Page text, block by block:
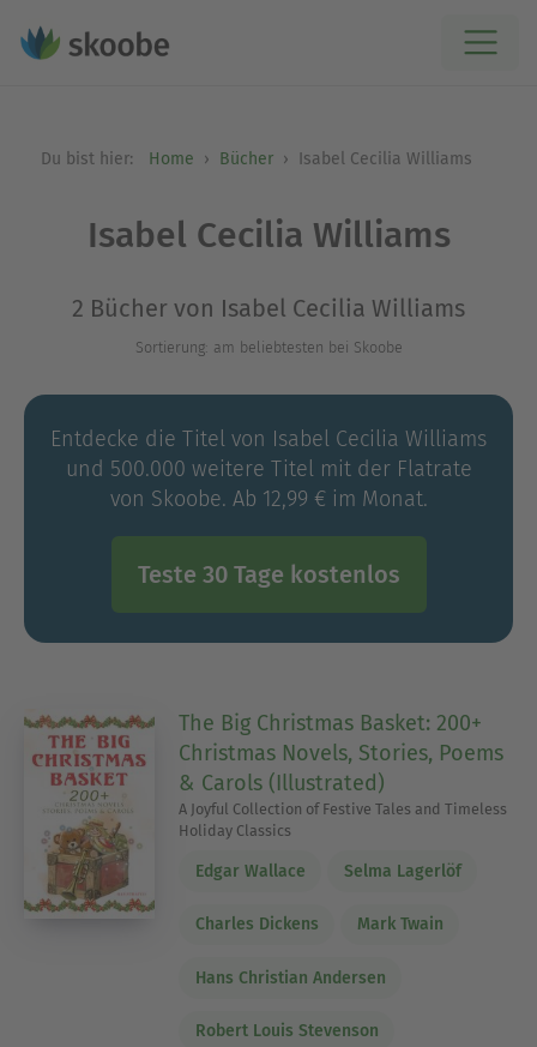
Du bist hier: Home Bücher Isabel Cecilia Williams
Isabel Cecilia Williams
2 Bücher von Isabel Cecilia Williams
Sortierung: am beliebtesten bei Skoobe
Entdecke die Titel von Isabel Cecilia Williams
und 500.000 weitere Titel mit der Flatrate
von Skoobe. Ab 12,99 € im Monat.
Teste 30 Tage kostenlos
The Big Christmas Basket: 200+
Christmas Novels, Stories, Poems
& Carols (Illustrated)
A Joyful Collection of Festive Tales and Timeless
Holiday Classics
Edgar Wallace Selma Lagerlöf
Charles Dickens Mark Twain
Hans Christian Andersen
Robert Louis Stevenson